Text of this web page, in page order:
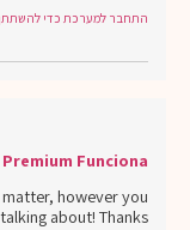
התחבר למערכת כדי להשתתף
Funciona
however you
about! Thanks